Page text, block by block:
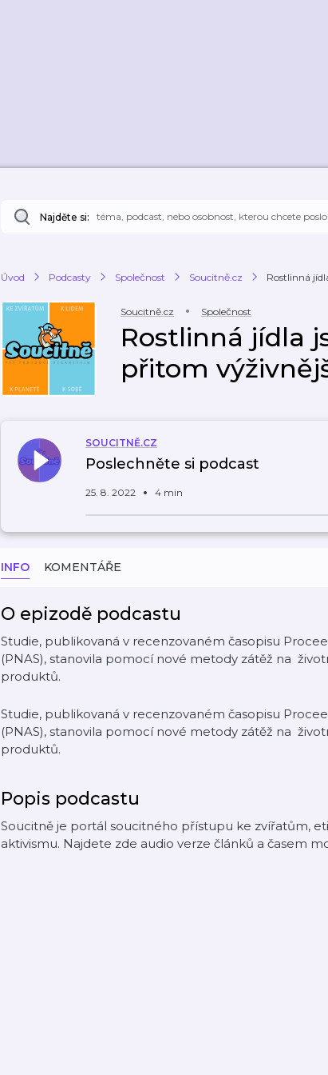
Najděte si:
Úvod Podcasty Společnost Soucitně.cz Rostlinná
Soucitně.cz Společnost
Rostlinná jídla
přitom
SOUCITNĚ.CZ
Poslechněte si podcast
25. 8. 2022 4 min
INFO KOMENTÁŘE
O epizodě podcastu
Studie, publikovaná v recenzovaném časopisu
(PNAS), stanovila pomocí nové metody zátěž na
produktů.
Studie, publikovaná v recenzovaném časopisu
(PNAS), stanovila pomocí nové metody zátěž na
produktů.
Popis podcastu
Soucitně je portál soucitného přístupu ke zvířatům,
aktivismu. Najdete zde audio verze článků a časem